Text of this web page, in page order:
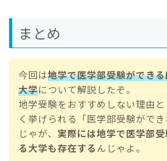
まとめ
今回は地学で医学部受験ができ
大学について解説したぞ。
地学受験をおすすめしない理由と
く挙げられる「医学部受験ができ
じゃが、 実際には地学で医学部
る大学も存在するんじゃよ。